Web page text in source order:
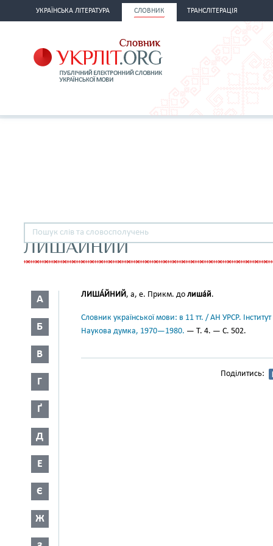
УКРАЇНСЬКА ЛІТЕРАТУРА СЛОВНИК ТРАНСЛІТЕРАЦІЯ
ЛИШАЙНИЙ
А
Б
В
Г
Ґ
Д
Е
Є
Ж
ЛИША́ЙНИЙ, а, е. Прикм. до лиша́й.
Словник української мови: в 11 тт. / АН УРСР.
Наукова думка, 1970—1980. — Т. 4. — С. 502.
Поділитись: